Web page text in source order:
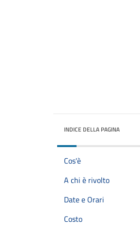
INDICE DELLA PAGINA
Cos'è
A chi è rivolto
Date e Orari
Costo